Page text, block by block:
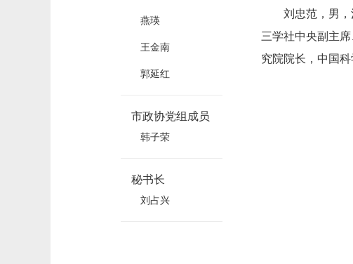
燕瑛
王金南
郭延红
市政协党组成员
韩子荣
秘书长
刘占兴
刘忠范，男，汉
三学社中央副主
究院院长，中国科